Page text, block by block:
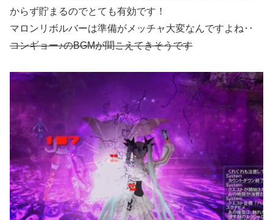
からず貯まるのでとても有効です！
マロンリボルバーは準備がメッチャ大変なんですよね‥
コンギョー♪のBGMが聞こえてきそうです